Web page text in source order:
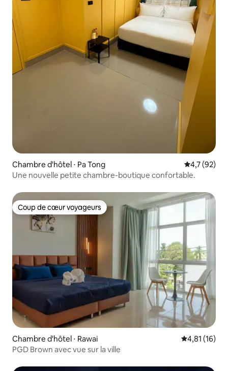
Chambre d'hôtel ⋅ Pa Tong Évaluation
4,7 (92)
Une nouvelle petite chambre-boutique confortable.
Coup de cœur voyageurs
Coup de cœur voyageurs
Chambre d'hôtel ⋅ Rawai Évaluation
4,81 (16)
PGD Brown avec vue sur la ville